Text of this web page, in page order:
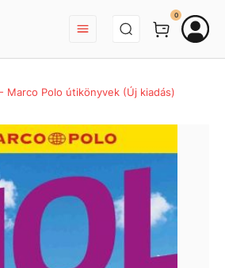
BEJELENTKEZÉS
0
Marco Polo útikönyvek (Új kiadás)